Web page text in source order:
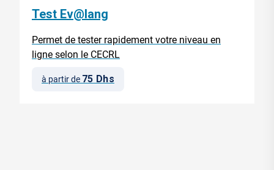
Test Ev@lang
Permet de tester rapidement votre niveau en
ligne selon le CECRL
à partir de 75 Dhs